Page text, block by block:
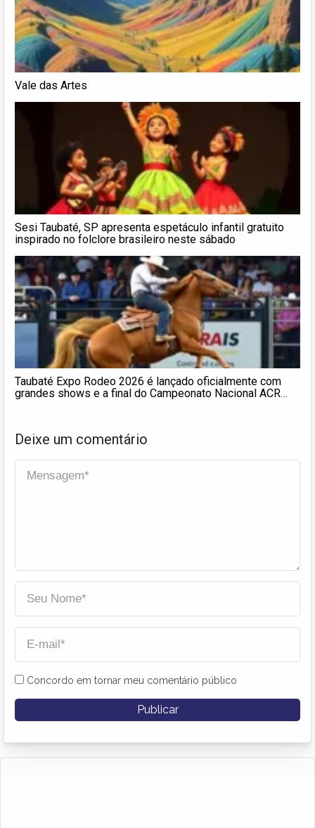
Vale das Artes
Sesi Taubaté, SP apresenta espetáculo infantil gratuito
inspirado no folclore brasileiro neste sábado
Taubaté Expo Rodeo 2026 é lançado oficialmente com
grandes shows e a final do Campeonato Nacional ACR
Deixe um comentário
Concordo em tornar meu comentário público